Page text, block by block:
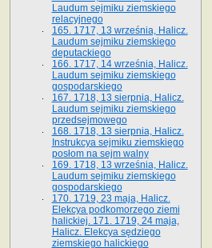
Laudum sejmiku ziemskiego
relacyjnego
165. 1717, 13 września, Halicz.
Laudum sejmiku ziemskiego
deputackiego
166. 1717, 14 września, Halicz.
Laudum sejmiku ziemskiego
gospodarskiego
167. 1718, 13 sierpnia, Halicz.
Laudum sejmiku ziemskiego
przedsejmowego
168. 1718, 13 sierpnia, Halicz.
Instrukcya sejmiku ziemskiego
posłom na sejm walny
169. 1718, 13 września, Halicz.
Laudum sejmiku ziemskiego
gospodarskiego
170. 1719, 23 maja, Halicz.
Elekcya podkomorzego ziemi
halickiej. 171. 1719, 24 maja,
Halicz. Elekcya sędziego
ziemskiego halickiego